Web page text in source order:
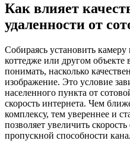
Как влияет
удаленности от
Собираясь установить
коттедже или другом
понимать, насколько
изображение. Это условие
населенного пункта от
скорость интернета. Чем
комплексу, тем увереннее и
позволяет увеличить
пропускной способности